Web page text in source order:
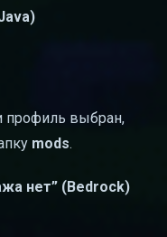
профиль выбран,
mods.
нет” (Bedrock)